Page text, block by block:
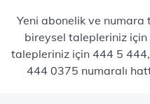
Yeni abonelik ve numara
bireysel talepleriniz
talepleriniz için 444 5
444 0375 numaralı